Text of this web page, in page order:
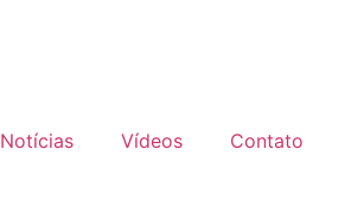
Notícias Vídeos Contato